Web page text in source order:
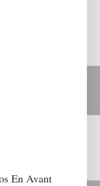
En Avant